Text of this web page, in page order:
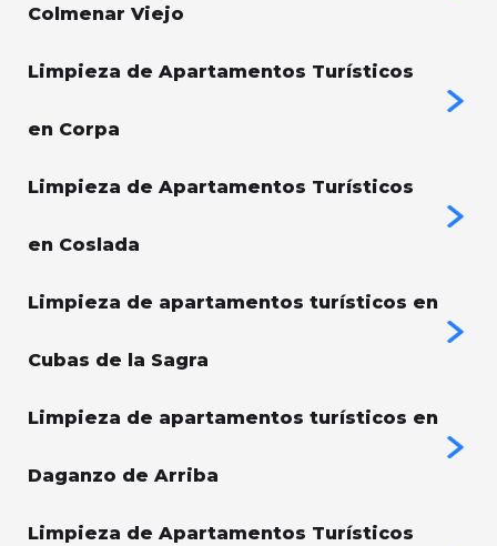
Colmenar Viejo
Limpieza de Apartamentos Turísticos
en Corpa
Limpieza de Apartamentos Turísticos
en Coslada
Limpieza de apartamentos turísticos en
Cubas de la Sagra
Limpieza de apartamentos turísticos en
Daganzo de Arriba
Limpieza de Apartamentos Turísticos